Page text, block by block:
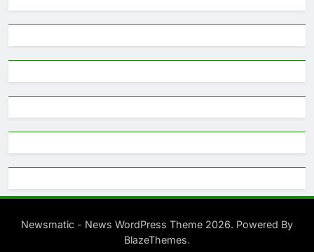
Newsmatic - News WordPress Theme 2026. Powered By
BlazeThemes.